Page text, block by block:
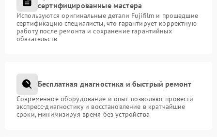
сертифицированные мастера
Используются оригинальные детали Fujifilm и прошедшие
сертификацию специалисты, что гарантирует корректную
работу после ремонта и сохранение гарантийных
обязательств
Бесплатная диагностика и быстрый ремонт
Современное оборудование и опыт позволяют провести
экспресс-диагностику и восстановление в кратчайшие
сроки, минимизируя время без устройства